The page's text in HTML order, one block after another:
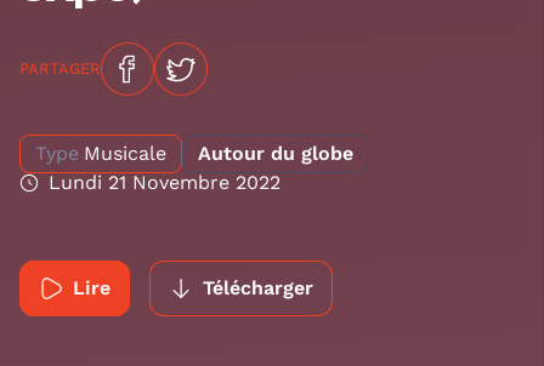
PARTAGER
Type Musicale
Autour du globe
Lundi 21 Novembre 2022
Lire Télécharger